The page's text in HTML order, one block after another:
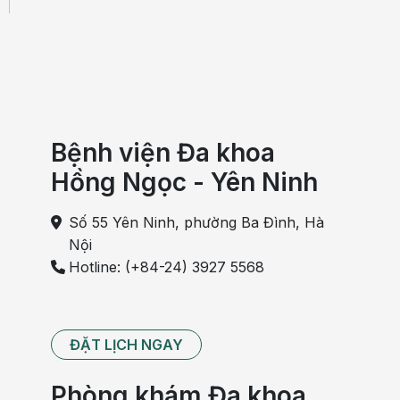
Bệnh viện Đa khoa
Hồng Ngọc - Yên Ninh
Số 55 Yên Ninh, phường Ba Đình, Hà
Nội
Hotline: (+84-24) 3927 5568
ĐẶT LỊCH NGAY